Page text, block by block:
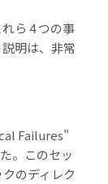
ら 4 つの事
明は、非常
Failures"
。このセッ
のディレク